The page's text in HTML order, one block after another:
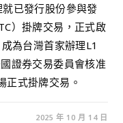
已發行股份參與發
）掛牌交易，正式啟
為台灣首家辦理L1
證券交易委員會核准
正式掛牌交易。
2025 年 10 月 14 日